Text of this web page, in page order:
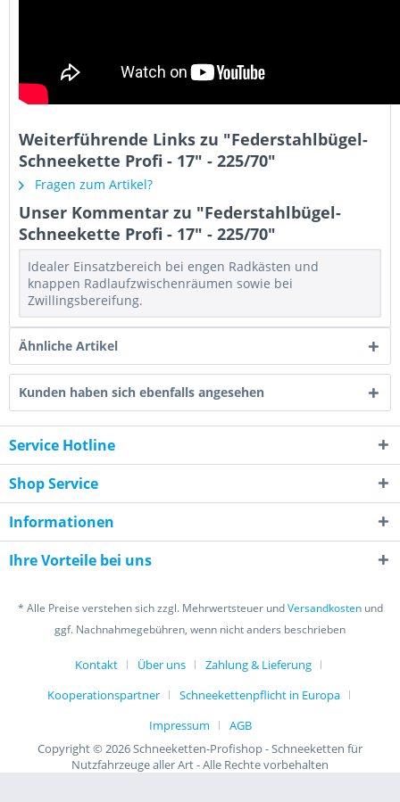
Weiterführende Links zu "Federstahlbügel-
Schneekette Profi - 17" - 225/70"
Fragen zum Artikel?
Unser Kommentar zu "Federstahlbügel-
Schneekette Profi - 17" - 225/70"
Idealer Einsatzbereich bei engen Radkästen und
knappen Radlaufzwischenräumen sowie bei
Zwillingsbereifung.
Ähnliche Artikel
Kunden haben sich ebenfalls angesehen
Service Hotline
Shop Service
Informationen
Ihre Vorteile bei uns
* Alle Preise verstehen sich zzgl. Mehrwertsteuer undVersandkostenund
ggf. Nachnahmegebühren, wenn nicht anders beschrieben
Kontakt Über uns
Zahlung & Lieferung
Kooperationspartner
Schneekettenpflicht in Europa
Impressum
AGB
Copyright © 2026 Schneeketten-Profishop - Schneeketten für
Nutzfahrzeuge aller Art - Alle Rechte vorbehalten